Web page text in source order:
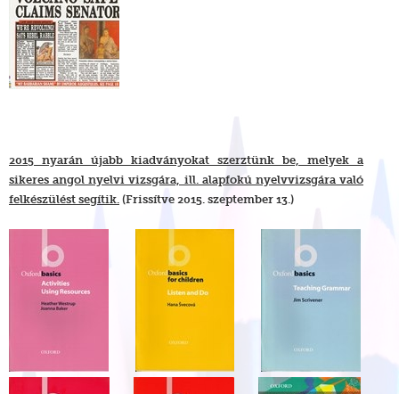
2015 nyarán újabb kiadványokat szerztünk be, melyek a
sikeres angol nyelvi vizsgára, ill. alapfokú nyelvvizsgára való
felkészülést segítik. (Frissítve 2015. szeptember 13.)